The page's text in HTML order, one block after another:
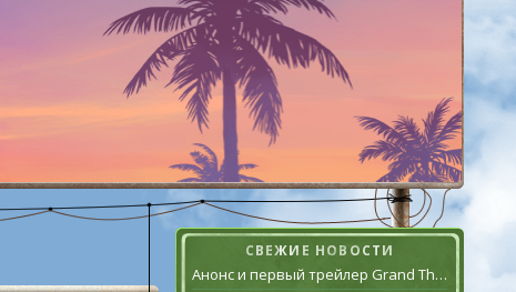
СВЕЖИЕ НОВОСТИ
Анонс и первый трейлер Grand Theft Auto VI